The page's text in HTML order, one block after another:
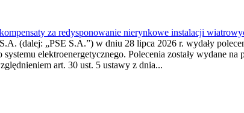
za redysponowanie nierynkowe instalacji
(dalej: „PSE S.A.”) w dniu 28 lipca 2026 r. wydały
elektroenergetycznego. Polecenia zostały wydane
art. 30 ust. 5 ustawy z dnia...